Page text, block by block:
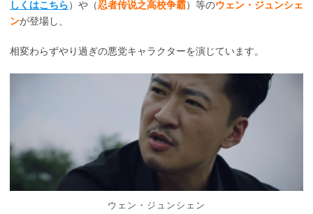
しくはこちら）や（忍者传说之高校争霸）等のウェン・ジュンシェ
ンが登場し、
相変わらずやり過ぎの悪党キャラクターを演じています。
ウェン・ジュンシェン